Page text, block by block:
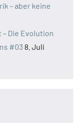
– aber keine
Die Evolution
#03 8. Juli